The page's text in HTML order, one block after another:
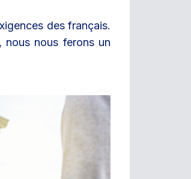
des français.
nous nous ferons un